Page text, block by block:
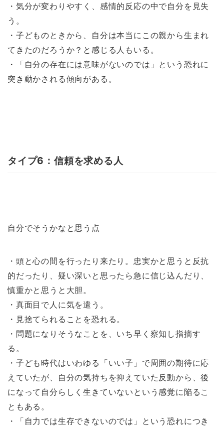
・気分が変わりやすく、感情的反応の中で自分を見失
う。
・子どものときから、自分は本当にこの親から生まれ
てきたのだろうか？と感じる人もいる。
・「自分の存在には意味がないのでは」という恐れに
突き動かされる傾向がある。
タイプ6：信頼を求める人
自分でそうかなと思う点
・頭と心の間を行ったり来たり。忠実かと思うと反抗
的だったり、疑い深いと思ったら急に信じ込んだり、
慎重かと思うと大胆。
・真面目で人に気を遣う。
・見捨てられることを恐れる。
・問題になりそうなことを、いち早く察知し指摘す
る。
・子ども時代はいわゆる「いい子」で周囲の期待に応
えていたが、自分の気持ちを抑えていた反動から、後
になって自分らしく生きていないという感覚に陥るこ
ともある。
・「自力では生存できないのでは」という恐れにつき